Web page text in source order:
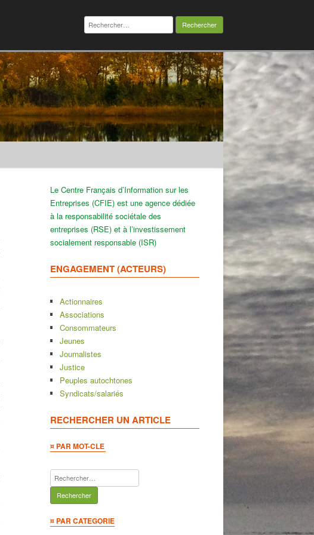
Rechercher :
Le Centre Français d’Information sur les
Entreprises (CFIE) est une agence dédiée
à la responsabilité sociétale des
entreprises (RSE) et à l’investissement
socialement responsable (ISR)
ENGAGEMENT (ACTEURS)
Actionnaires
Associations
Consommateurs
Jeunes
Journalistes
Justice
Peuples autochtones
Syndicats/salariés
RECHERCHER UN ARTICLE
¤ PAR MOT-CLE
Rechercher :
¤ PAR CATEGORIE